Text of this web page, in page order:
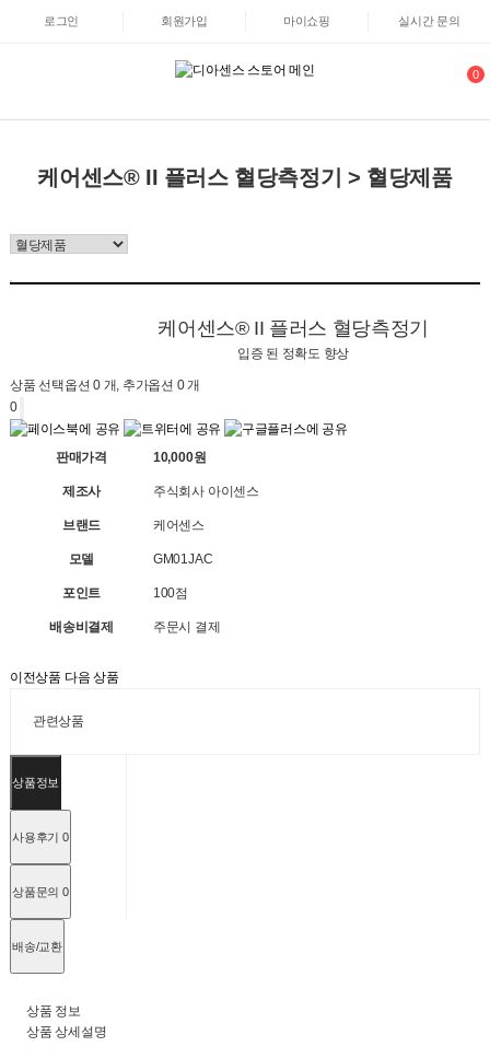
로그인 회원가입 마이쇼핑 실시간 문의
0
케어센스® II 플러스 혈당측정기 > 혈당제품
케어센스® II 플러스 혈당측정기
입증 된 정확도 향상
상품 선택옵션 0 개, 추가옵션 0 개
0
판매가격 10,000원
제조사 주식회사 아이센스
브랜드 케어센스
모델 GM01JAC
포인트 100점
배송비결제 주문시 결제
이전상품 다음 상품
관련상품
상품정보
사용후기 0
상품문의 0
배송/교환
상품 정보
상품 상세설명